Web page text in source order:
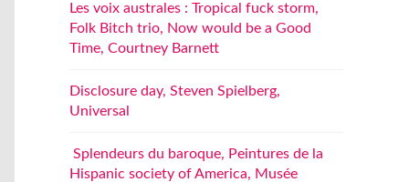
Les voix australes : Tropical fuck storm,
Folk Bitch trio, Now would be a Good
Time, Courtney Barnett
Disclosure day, Steven Spielberg,
Universal
Splendeurs du baroque, Peintures de la
Hispanic society of America, Musée